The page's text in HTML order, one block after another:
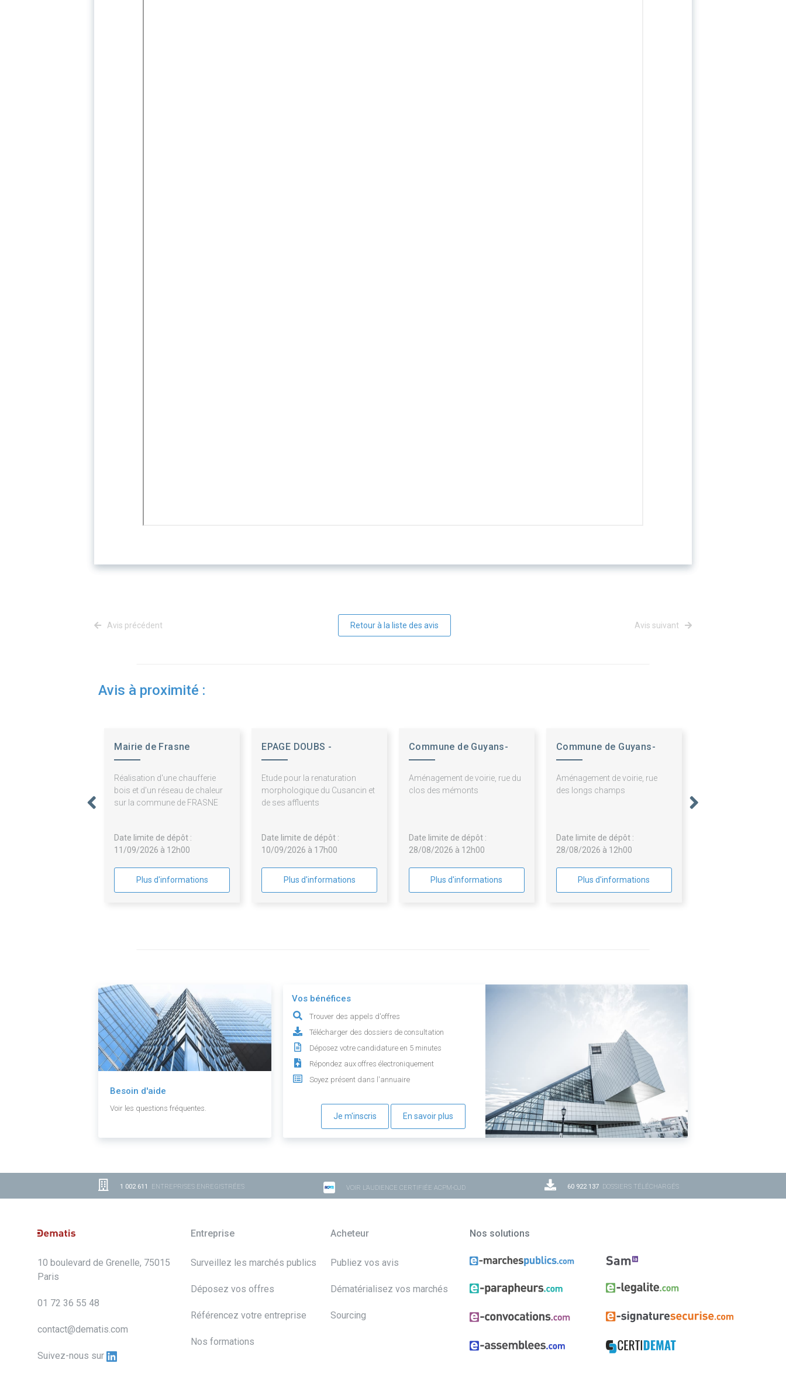
Avis précédent Retour à la liste des avis Avis suivant
Avis à proximité :
Mairie de Frasne
Réalisation d'une chaufferie
bois et d'un réseau de chaleur
sur la commune de FRASNE
Date limite de dépôt :
11/09/2026 à 12h00
Plus d'informations
EPAGE DOUBS -
Etude pour la renaturation
morphologique du Cusancin et
de ses affluents
Date limite de dépôt :
10/09/2026 à 17h00
Plus d'informations
Commune de Guyans-
Aménagement de voirie, rue du
clos des mémonts
Date limite de dépôt :
28/08/2026 à 12h00
Plus d'informations
Commune de Guyans-
Aménagement de voirie, rue
des longs champs
Date limite de dépôt :
28/08/2026 à 12h00
Plus d'informations
Besoin d'aide
Voir les questions fréquentes.
Vos bénéfices
Trouver des appels d'offres
Télécharger des dossiers de consultation
Déposez votre candidature en 5 minutes
Répondez aux offres électroniquement
Soyez présent dans l'annuaire
Je m'inscris En savoir plus
1 002 611 ENTREPRISES ENREGISTRÉES VOIR L'AUDIENCE CERTIFIÉE ACPM-OJD 60 922 137 DOSSIERS TÉLÉCHARGÉS
10 boulevard de Grenelle, 75015
Paris
01 72 36 55 48
contact@dematis.com
Suivez-nous sur
Entreprise
Surveillez les marchés publics
Déposez vos offres
Référencez votre entreprise
Nos formations
Acheteur
Publiez vos avis
Dématérialisez vos marchés
Sourcing
Nos solutions